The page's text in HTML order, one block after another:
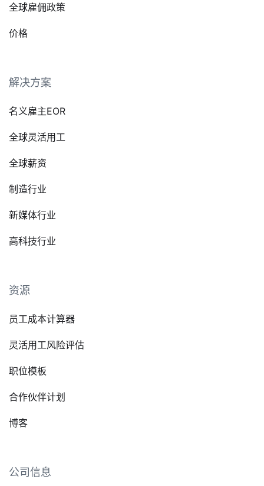
全球雇佣政策
价格
解决方案
名义雇主EOR
全球灵活用工
全球薪资
制造行业
新媒体行业
高科技行业
资源
员工成本计算器
灵活用工风险评估
职位模板
合作伙伴计划
博客
公司信息